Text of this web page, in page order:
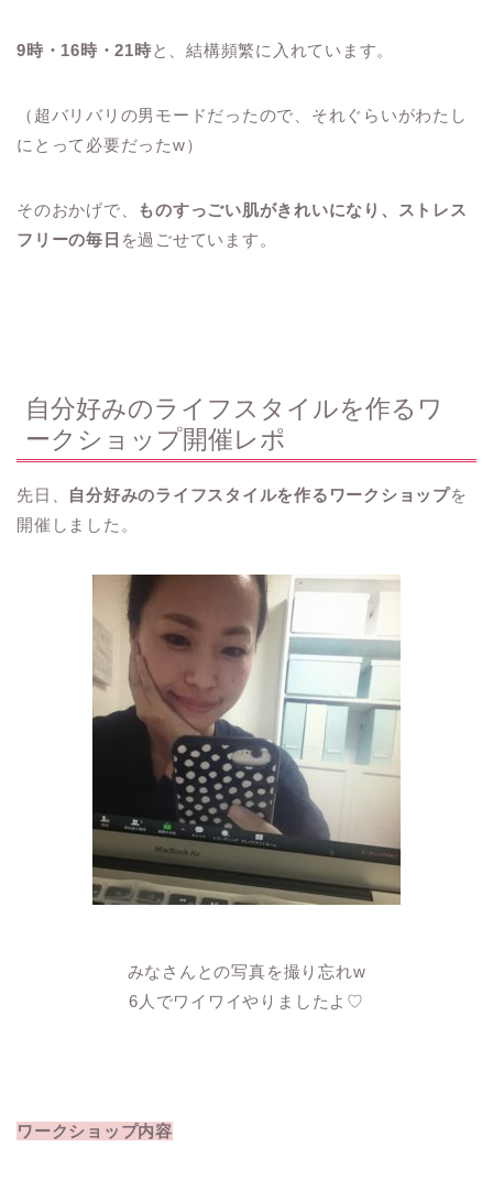
9時・16時・21時と、結構頻繁に入れています。
（超バリバリの男モードだったので、それぐらいがわたし
にとって必要だったw）
そのおかげで、
ものすっごい肌がきれいになり、ストレス
フリーの毎日 を過ごせています。
自分好みのライフスタイルを作るワ
ークショップ開催レポ
先日、 自分好みのライフスタイルを作るワークショップを
開催しました。
みなさんとの写真を撮り忘れw
6人でワイワイやりましたよ♡
ワークショップ内容